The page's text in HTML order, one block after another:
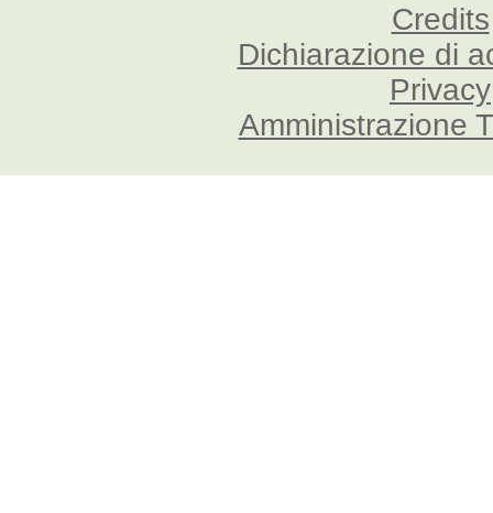
Credits
Dichiarazione di
Privacy
Amministrazione